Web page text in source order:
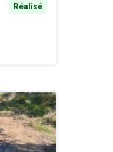
Réalisé